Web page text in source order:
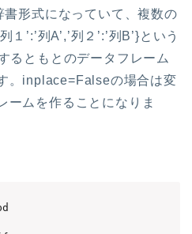
形式になっていて、複数の
’:’列A’,’列２’:’列B’}という
るともとのデータフレーム
。inplace=Falseの場合は変
ームを作ることになりま